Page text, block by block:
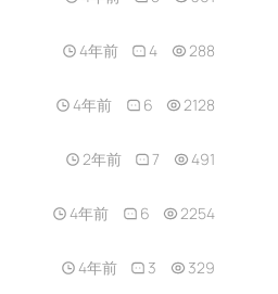
4年前 4 288
4年前 6 2128
2年前 7 491
4年前 6 2254
4年前 3 329